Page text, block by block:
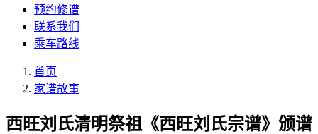
预约修谱
联系我们
乘车路线
首页
家谱故事
西旺刘氏清明祭祖《西旺刘氏宗谱》颁谱